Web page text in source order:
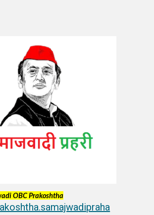
OBC Prakoshtha